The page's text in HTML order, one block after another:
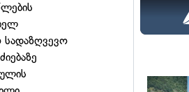
სადაზღვევო